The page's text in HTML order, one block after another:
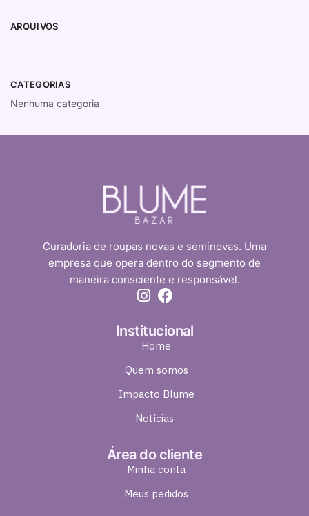
ARQUIVOS
CATEGORIAS
Nenhuma categoria
Curadoria de roupas novas e seminovas. Uma
empresa que opera dentro do segmento de
maneira consciente e responsável.
Institucional
Home
Quem somos
Impacto Blume
Notícias
Área do cliente
Minha conta
Meus pedidos